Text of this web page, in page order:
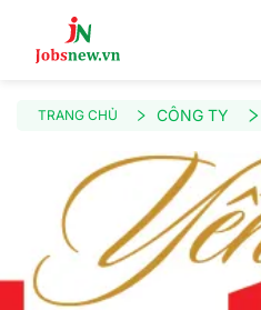
TRANG CHỦ CÔNG TY